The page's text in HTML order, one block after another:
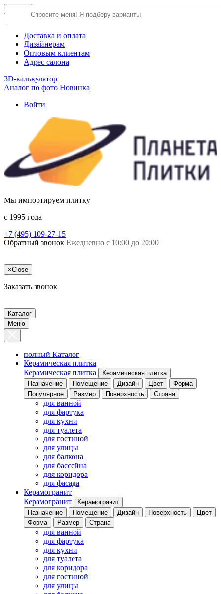
О компании
Доставка и оплата
Дизайнерам
Оптовым клиентам
Адрес салона
3D-калькулятор
Аналог по фото Новинка
Войти
Мы импортируем плитку
c 1995 года
+7 (495) 109-27-15
Обратный звонок Ежедневно с 10:00 до 20:00
×Close
Заказать звонок
Каталог
Меню
полный Каталог
Керамическая плитка
Керамическая плитка
Керамическая плитка
Назначение
Помещение Дизайн Цвет
Форма
Популярное
Размер Поверхность Страна
для ванной
для фартука
для кухни
для туалета
для гостиной
для улицы
для балкона
для бассейна
для коридора
для фасада
Керамогранит
Керамогранит
Керамогранит
Назначение
Помещение Дизайн Поверхность
Цвет
Форма
Размер Страна
для ванной
для фартука
для кухни
для туалета
для коридора
для гостиной
для улицы